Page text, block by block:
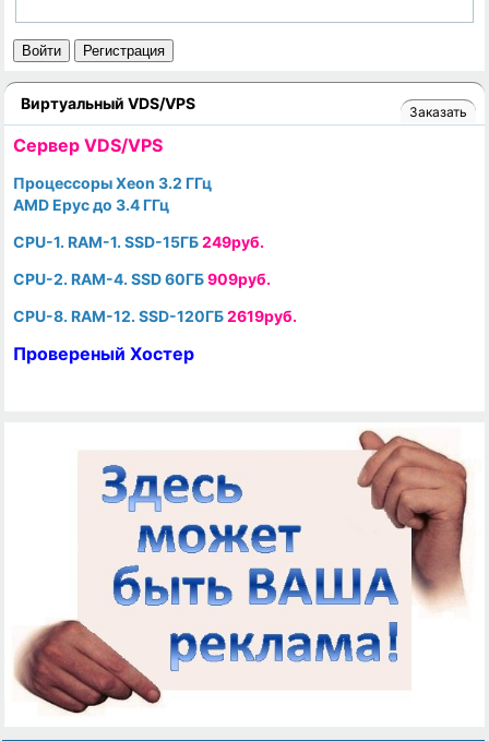
Войти Регистрация
Виртуальный VDS/VPS Заказать
Cервер VDS/VPS
Процессоры Xeon 3.2 ГГц
AMD Epyc до 3.4 ГГц
CPU-1. RAM-1. SSD-15ГБ249руб.
CPU-2. RAM-4. SSD 60ГБ909руб.
CPU-8. RAM-12. SSD-120ГБ2619руб.
Провереный Хостер